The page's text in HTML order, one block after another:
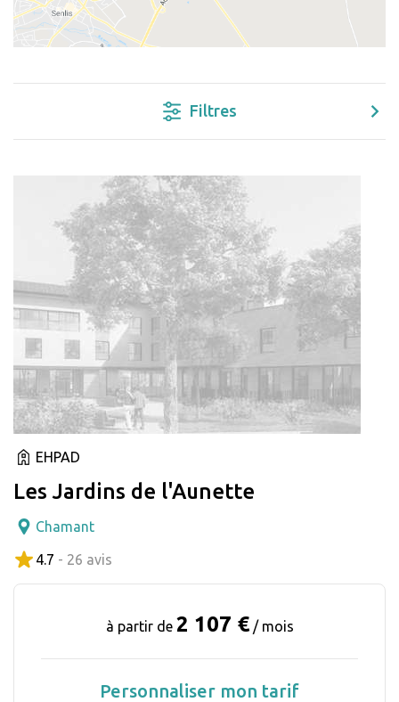
Filtres
EHPAD
Les Jardins de l'Aunette
Chamant
4.7 - 26 avis
à partir de 2 107 € / mois
Personnaliser mon tarif